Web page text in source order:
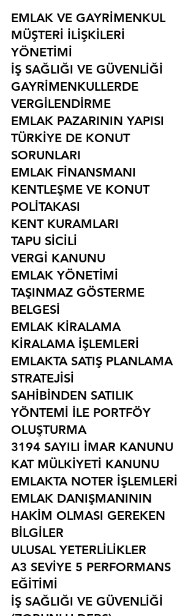
EMLAK VE GAYRİMENKUL
MÜŞTERİ İLİŞKİLERİ
YÖNETİMİ
İŞ SAĞLIĞI VE GÜVENLİĞİ
GAYRİMENKULLERDE
VERGİLENDİRME
EMLAK PAZARININ YAPISI
TÜRKİYE DE KONUT
SORUNLARI
EMLAK FİNANSMANI
KENTLEŞME VE KONUT
POLİTAKASI
KENT KURAMLARI
TAPU SİCİLİ
VERGİ KANUNU
EMLAK YÖNETİMİ
TAŞINMAZ GÖSTERME
BELGESİ
EMLAK KİRALAMA
KİRALAMA İŞLEMLERİ
EMLAKTA SATIŞ PLANLAMA
STRATEJİSİ
SAHİBİNDEN SATILIK
YÖNTEMİ İLE PORTFÖY
OLUŞTURMA
3194 SAYILI İMAR KANUNU
KAT MÜLKİYETİ KANUNU
EMLAKTA NOTER İŞLEMLERİ
EMLAK DANIŞMANININ
HAKİM OLMASI GEREKEN
BİLGİLER
ULUSAL YETERLİLİKLER
A3 SEVİYE 5 PERFORMANS
EĞİTİMİ
İŞ SAĞLIĞI VE GÜVENLİĞİ